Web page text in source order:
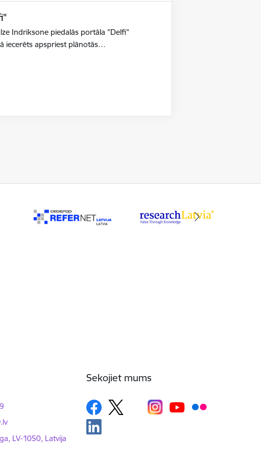
Indriksone piedalās portāla "Delfi"
iecerēts apspriest plānotās…
LV-1050, Latvija
Sekojiet mums